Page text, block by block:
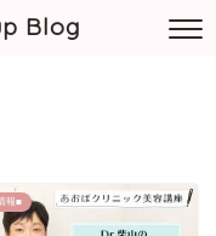
Blog
報■